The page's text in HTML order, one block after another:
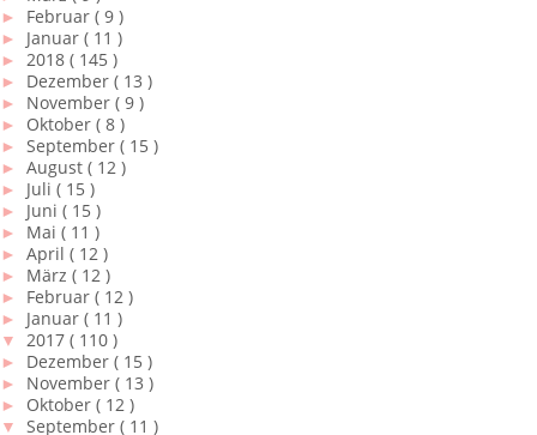
► Februar ( 9 )
► Januar ( 11 )
► 2018 ( 145 )
► Dezember ( 13 )
► November ( 9 )
► Oktober ( 8 )
► September ( 15 )
► August ( 12 )
► Juli ( 15 )
► Juni ( 15 )
► Mai ( 11 )
► April ( 12 )
► März ( 12 )
► Februar ( 12 )
► Januar ( 11 )
▼ 2017 ( 110 )
► Dezember ( 15 )
► November ( 13 )
► Oktober ( 12 )
▼ September ( 11 )